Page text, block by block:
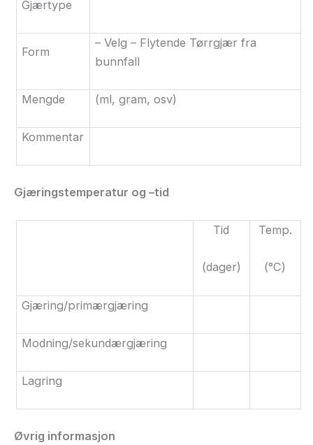
Gjærtype
Form
– Velg – Flytende Tørrgjær fra
bunnfall
Mengde (ml, gram, osv)
Kommentar
Gjæringstemperatur og –tid
Tid
(dager)
Temp.
(°C)
Gjæring/primærgjæring
Modning/sekundærgjæring
Lagring
Øvrig informasjon